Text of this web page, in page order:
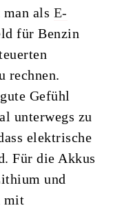
als E-
für Benzin
rechnen.
Gefühl
unterwegs zu
elektrische
Für die Akkus
und
mit